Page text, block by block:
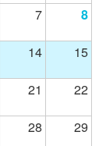
7 8
14
15
21
22
28
29